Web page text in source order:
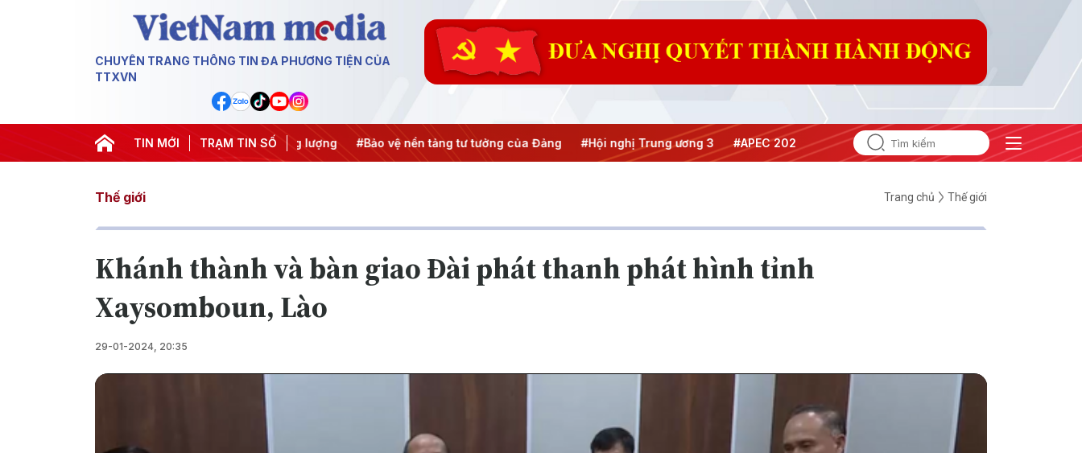
CHUYÊN TRANG THÔNG TIN ĐA PHƯƠNG TIỆN CỦA
TTXVN
TIN MỚI TRẠM TIN SỐ
#Căng thẳng Trung Đông #An ninh năng lượng #Bảo vệ nền tảng tư tưởng của Đảng #Hội nghị Trung ương 3 #APEC 2027
Thế giới Trang chủ Thế giới
Khánh thành và bàn giao Đài phát thanh phát hình tỉnh
Xaysomboun, Lào
29-01-2024, 20:35